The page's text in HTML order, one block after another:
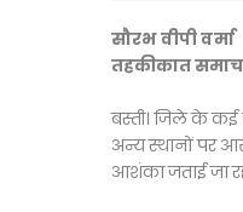
सौरभ वीपी वर्मा
तहकीकात
बस्ती। जिले के कई
अन्य स्थानों पर
आशंका जताई जा